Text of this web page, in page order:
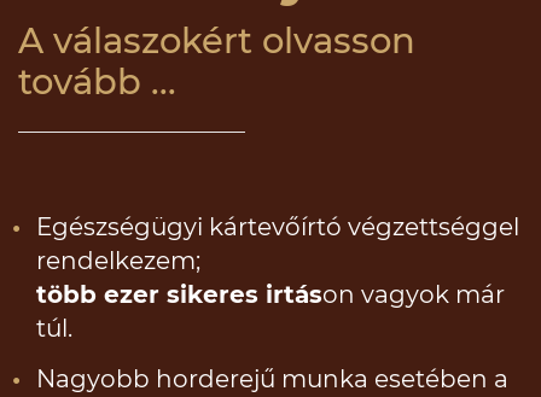
A válaszokért olvasson
tovább ...
Egészségügyi kártevőírtó végzettséggel
rendelkezem;
több ezer sikeres irtáson vagyok már
túl.
Nagyobb horderejű munka esetében a